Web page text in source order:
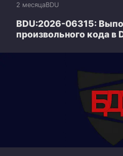
2 месяцаBDU
BDU:2026-06315:
произвольного кода в